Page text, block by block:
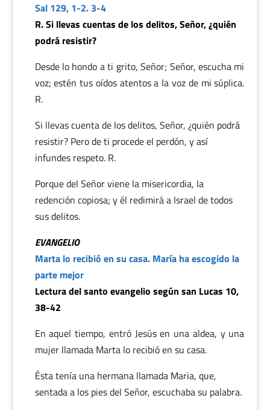
Sal 129, 1-2. 3-4
R. Si llevas cuentas de los delitos, Señor, ¿quién
podrá resistir?
Desde lo hondo a ti grito, Señor; Señor, escucha mi
voz; estén tus oídos atentos a la voz de mi súplica.
R.
Si llevas cuenta de los delitos, Señor, ¿quién podrá
resistir? Pero de ti procede el perdón, y así
infundes respeto. R.
Porque del Señor viene la misericordia, la
redención copiosa; y él redimirá a Israel de todos
sus delitos.
EVANGELIO
Marta lo recibió en su casa. María ha escogido la
parte mejor
Lectura del santo evangelio según san Lucas 10,
38-42
En aquel tiempo, entró Jesús en una aldea, y una
mujer llamada Marta lo recibió en su casa.
Ésta tenía una hermana llamada Maria, que,
sentada a los pies del Señor, escuchaba su palabra.